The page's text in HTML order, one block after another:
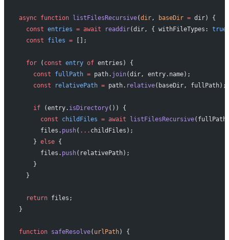
async function listFilesRecursive(dir, baseDir = dir) {
  const
entries = await readdir(dir, { withFileTypes: true
  const
files = [];
  for
( const entry of entries) {
    const
fullPath = path. join(dir, entry.name);
    const
relativePath = path. relative(baseDir, fullPath);
    if
(entry. isDirectory()) {
      const
childFiles = await listFilesRecursive
      files.
push( ... childFiles);
    }
else {
      files.
push(relativePath);
    }
  }
  return
files;
}
function safeResolve( urlPath) {